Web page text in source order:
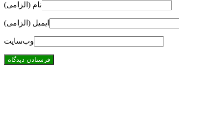
نام (الزامی)
ایمیل (الزامی)
وب‌سایت